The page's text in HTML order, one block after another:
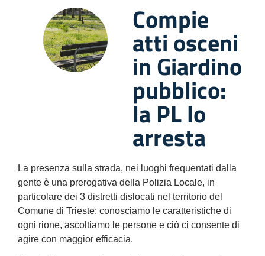
Compie
atti osceni
in Giardino
pubblico:
la PL lo
arresta
La presenza sulla strada, nei luoghi frequentati dalla
gente è una prerogativa della Polizia Locale, in
particolare dei 3 distretti dislocati nel territorio del
Comune di Trieste: conosciamo le caratteristiche di
ogni rione, ascoltiamo le persone e ciò ci consente di
agire con maggior efficacia.